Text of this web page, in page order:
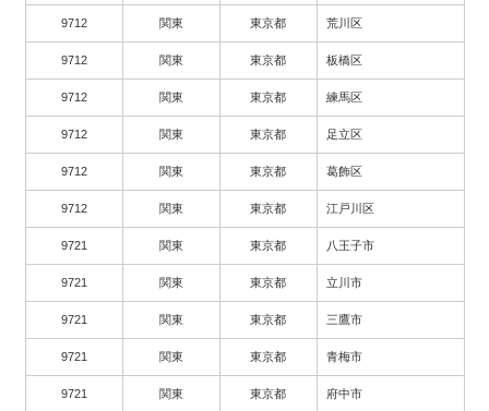
9712 関東 東京都 荒川区
9712 関東 東京都 板橋区
9712 関東 東京都 練馬区
9712 関東 東京都 足立区
9712 関東 東京都 葛飾区
9712 関東 東京都 江戸川区
9721 関東 東京都 八王子市
9721 関東 東京都 立川市
9721 関東 東京都 三鷹市
9721 関東 東京都 青梅市
9721 関東 東京都 府中市